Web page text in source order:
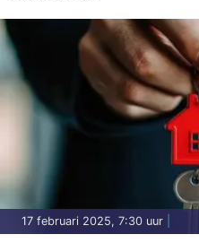
17 februari 2025, 7:30 uur